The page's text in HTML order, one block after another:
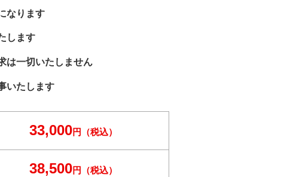
なります
します
は一切いたしません
いたします
33,000円（税込）
38,500円（税込）